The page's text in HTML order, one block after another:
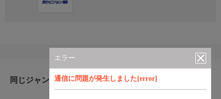
エラー
通信に問題が発生しました[error]
同じジャンルのおすすめ番組